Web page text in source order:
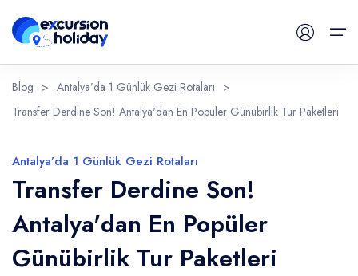
Günlük Turlar
Havalimanı Transferleri
Blog
İletişim
Blog > Antalya’da 1 Günlük Gezi Rotaları >
Transfer Derdine Son! Antalya'dan En Popüler Günübirlik Tur Paketleri
Antalya’da 1 Günlük Gezi Rotaları
Transfer Derdine Son!
Antalya'dan En Popüler
Günübirlik Tur Paketleri